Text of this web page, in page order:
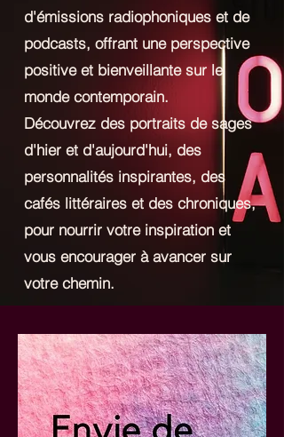
d'émissions radiophoniques et de
podcasts, offrant une perspective
positive et bienveillante sur le
monde contemporain.
Découvrez des portraits de sages
d'hier et d'aujourd'hui, des
personnalités inspirantes, des
cafés littéraires et des chroniques,
pour nourrir votre inspiration et
vous encourager à avancer sur
votre chemin.